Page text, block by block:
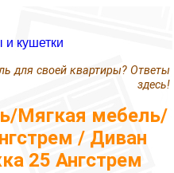
кушетки
для своей квартиры? Ответы
здесь!
Мягкая мебель/
/ Диван
25 Ангстрем